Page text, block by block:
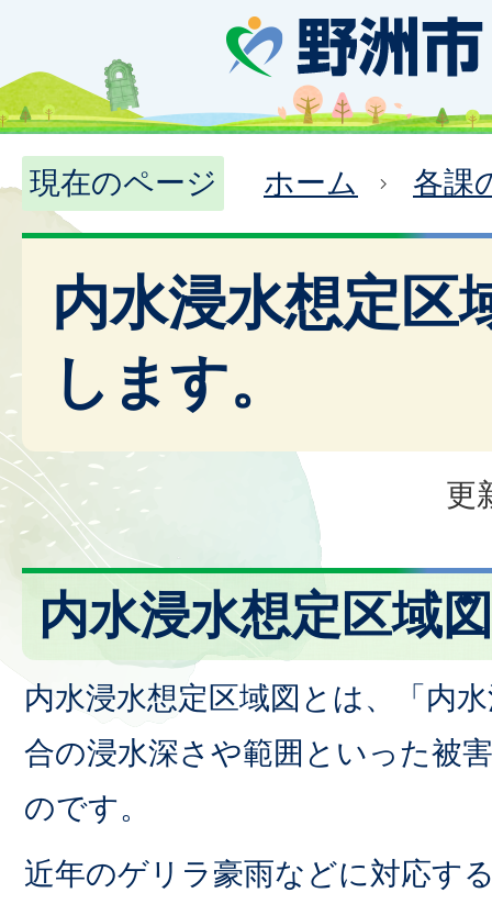
現在のページ ホーム 各課
内水浸水想定区
します。
更
内水浸水想定区域
内水浸水想定区域図とは、「内
合の浸水深さや範囲といった被
のです。
近年のゲリラ豪雨などに対応す